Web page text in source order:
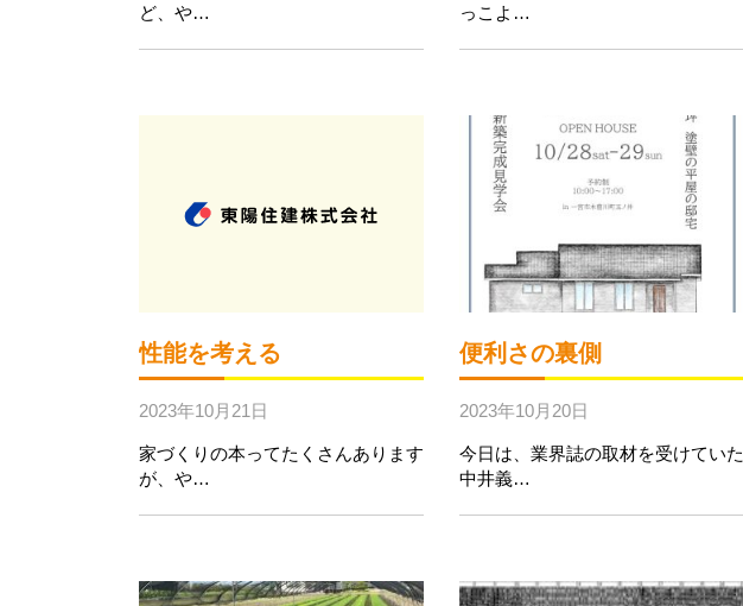
ど、や…
っこよ…
性能を考える
2023年10月21日
家づくりの本ってたくさんあります
が、や…
便利さの裏側
2023年10月20日
今日は、業界誌の取材を受けていた
中井義…